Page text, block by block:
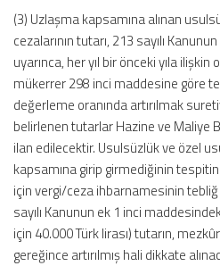
(3) Uzlaşma kapsamına alınan
cezalarının tutarı, 213 sayılı
uyarınca, her yıl bir önceki yıla
mükerrer 298 inci maddesine göre
değerleme oranında artırılmak
belirlenen tutarlar Hazine ve Maliye
ilan edilecektir. Usulsüzlük ve özel
kapsamına girip girmediğinin
için vergi/ceza ihbarnamesinin
sayılı Kanunun ek 1 inci
için 40.000 Türk lirası) tutarın,
gereğince artırılmış hali dikkate